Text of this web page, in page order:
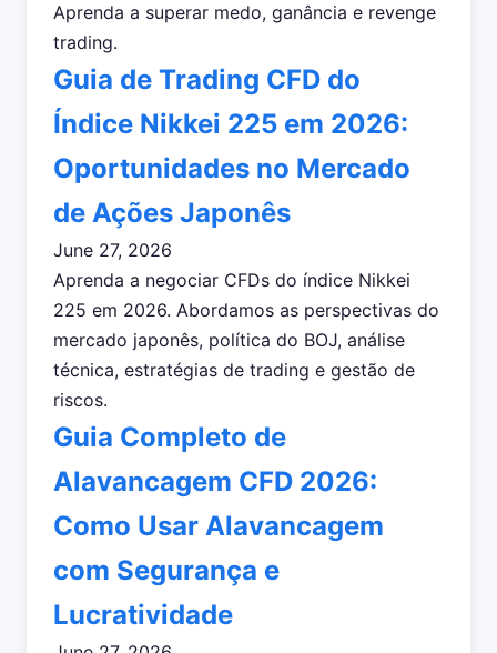
Aprenda a superar medo, ganância e revenge
trading.
Guia de Trading CFD do
Índice Nikkei 225 em 2026:
Oportunidades no Mercado
de Ações Japonês
June 27, 2026
Aprenda a negociar CFDs do índice Nikkei
225 em 2026. Abordamos as perspectivas do
mercado japonês, política do BOJ, análise
técnica, estratégias de trading e gestão de
riscos.
Guia Completo de
Alavancagem CFD 2026:
Como Usar Alavancagem
com Segurança e
Lucratividade